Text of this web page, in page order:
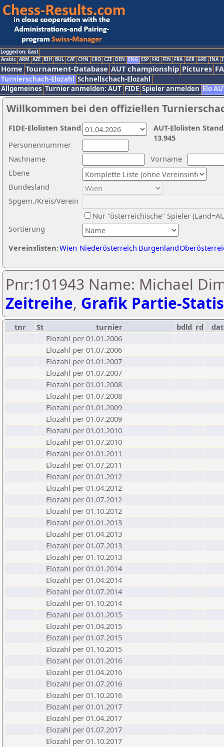
Logged on: Gast
Arabic ARM AZE BIH BUL CAT CHN CRO CZE DEN ENG ESP FAI FIN FRA GER GRE INA
Home Tournament-Database AUT championship Pictures
Turnierschach-Elozahl Schnellschach-Elozahl
Allgemeines Turnier anmelden: AUT FIDE Spieler anmelden Elo
Willkommen bei den offiziellen
Nachname
Vorname
Ebene
Sortierung
Personennummer
Bundesland
Spgem./Kreis/Verein
Nur "österreichische" Spieler
Vereinslisten:Wien Niederösterreich Burgenland
AUT-Elolisten
13.945
FIDE-Elolisten Stand
Pnr:101943 Name: Michael
Zeitreihe, Grafik Partie-
tnr St turnier bdld rd
Elozahl per 01.01.2006
Elozahl per 01.07.2006
Elozahl per 01.01.2007
Elozahl per 01.07.2007
Elozahl per 01.01.2008
Elozahl per 01.07.2008
Elozahl per 01.01.2009
Elozahl per 01.07.2009
Elozahl per 01.01.2010
Elozahl per 01.07.2010
Elozahl per 01.01.2011
Elozahl per 01.07.2011
Elozahl per 01.01.2012
Elozahl per 01.04.2012
Elozahl per 01.07.2012
Elozahl per 01.10.2012
Elozahl per 01.01.2013
Elozahl per 01.04.2013
Elozahl per 01.07.2013
Elozahl per 01.10.2013
Elozahl per 01.01.2014
Elozahl per 01.04.2014
Elozahl per 01.07.2014
Elozahl per 01.10.2014
Elozahl per 01.01.2015
Elozahl per 01.04.2015
Elozahl per 01.07.2015
Elozahl per 01.10.2015
Elozahl per 01.01.2016
Elozahl per 01.04.2016
Elozahl per 01.07.2016
Elozahl per 01.10.2016
Elozahl per 01.01.2017
Elozahl per 01.04.2017
Elozahl per 01.07.2017
Elozahl per 01.10.2017